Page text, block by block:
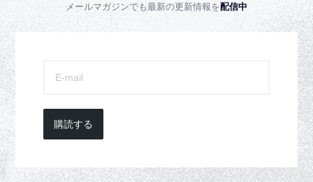
メールマガジンでも最新の更新情報を配信中
購読する